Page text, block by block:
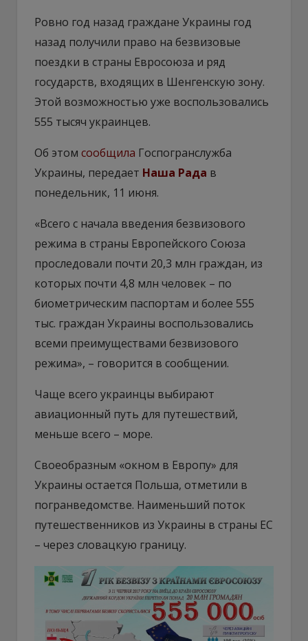
Ровно год назад граждане Украины год
назад получили право на безвизовые
поездки в страны Евросоюза и ряд
государств, входящих в Шенгенскую зону.
Этой возможностью уже воспользовались
555 тысяч украинцев.
Об этом сообщила Госпогранслужба
Украины, передает Наша Рада в
понедельник, 11 июня.
«Всего с начала введения безвизового
режима в страны Европейского Союза
проследовали почти 20,3 млн граждан, из
которых почти 4,8 млн человек – по
биометрическим паспортам и более 555
тыс. граждан Украины воспользовались
всеми преимуществами безвизового
режима», – говорится в сообщении.
Чаще всего украинцы выбирают
авиационный путь для путешествий,
меньше всего – море.
Своеобразным «окном в Европу» для
Украины остается Польша, отметили в
погранведомстве. Наименьший поток
путешественников из Украины в страны ЕС
– через словацкую границу.